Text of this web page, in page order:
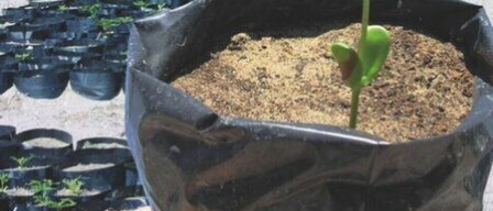
Zum Hauptinhalt springen
Erklärung zur Barrierefreiheit anzeigen